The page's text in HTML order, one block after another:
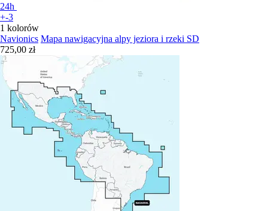
24h
+-3
1 kolorów
Navionics Mapa nawigacyjna alpy jeziora i rzeki SD
725,00 zł